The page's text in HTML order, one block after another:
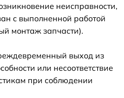
неисправности,
с выполненной работой
монтаж запчасти).
выход из
или несоответствие
при соблюдении